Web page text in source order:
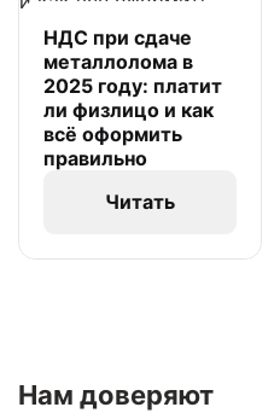
НДС при сдаче
металлолома в
2025 году: платит
ли физлицо и как
всё оформить
правильно
Читать
Нам доверяют